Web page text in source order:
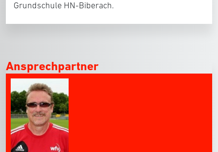
Grundschule HN-Biberach.
Ansprechpartner